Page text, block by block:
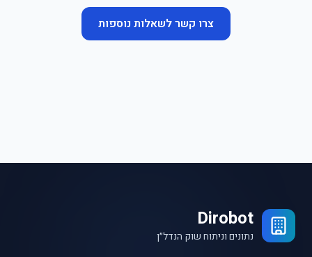
צרו קשר לשאלות נוספות
Dirobot
נתונים וניתוח שוק הנדל״ן